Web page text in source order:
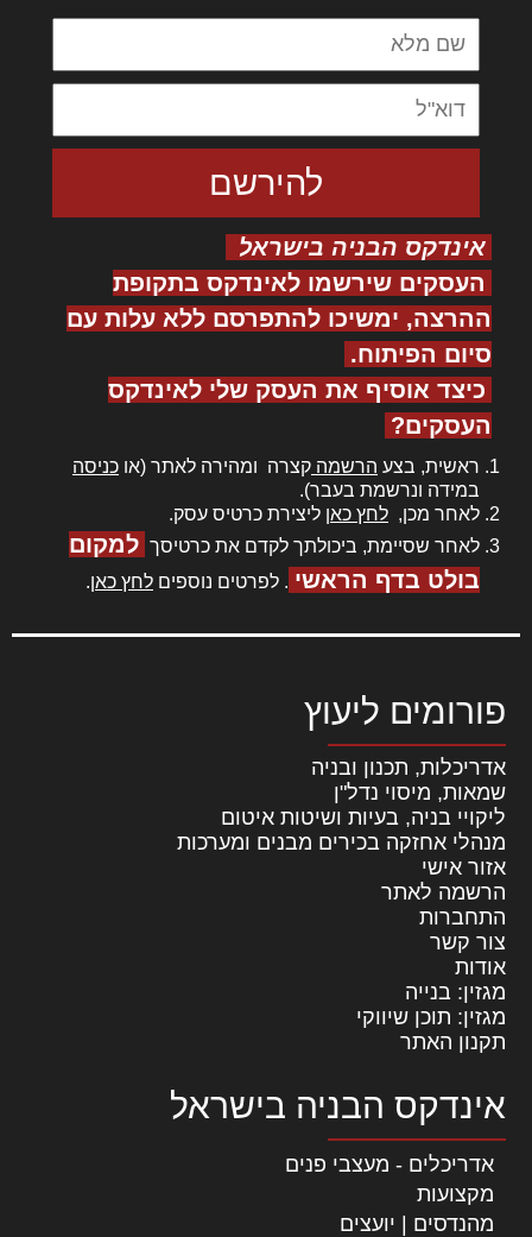
אינדקס הבניה בישראל
העסקים שירשמו לאינדקס בתקופת
ההרצה, ימשיכו להתפרסם ללא עלות עם
סיום הפיתוח.
כיצד אוסיף את העסק שלי לאינדקס
העסקים?
ראשית, בצע הרשמה קצרה ומהירה לאתר (או כניסה
במידה ונרשמת בעבר).
לאחר מכן, לחץ כאן ליצירת כרטיס עסק.
לאחר שסיימת, ביכולתך לקדם את כרטיסך למקום
בולט בדף הראשי . לפרטים נוספים לחץ כאן.
פורומים ליעוץ
אדריכלות, תכנון ובניה
שמאות, מיסוי נדל"ן
ליקויי בניה, בעיות ושיטות איטום
מנהלי אחזקה בכירים מבנים ומערכות
אזור אישי
הרשמה לאתר
התחברות
צור קשר
אודות
מגזין: בנייה
מגזין: תוכן שיווקי
תקנון האתר
אינדקס הבניה בישראל
אדריכלים - מעצבי פנים
מקצועות
מהנדסים | יועצים